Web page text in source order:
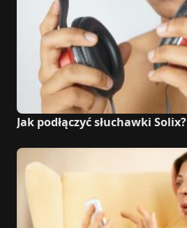
Jak podłączyć słuchawki Solix?